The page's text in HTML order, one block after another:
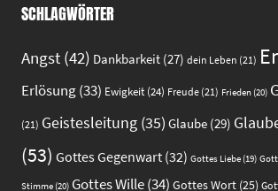
SCHLAGWÖRTER
Angst (42) Dankbarkeit (27) dein Leben (21)
Erlösung(33) Ewigkeit (24) Freude (21) Frieden (20)
(21) Geistesleitung (35) Glaube (29)
(53) Gottes Gegenwart (32) Gottes Liebe (19)
Stimme (20) Gottes Wille(34) Gottes Wort (25)